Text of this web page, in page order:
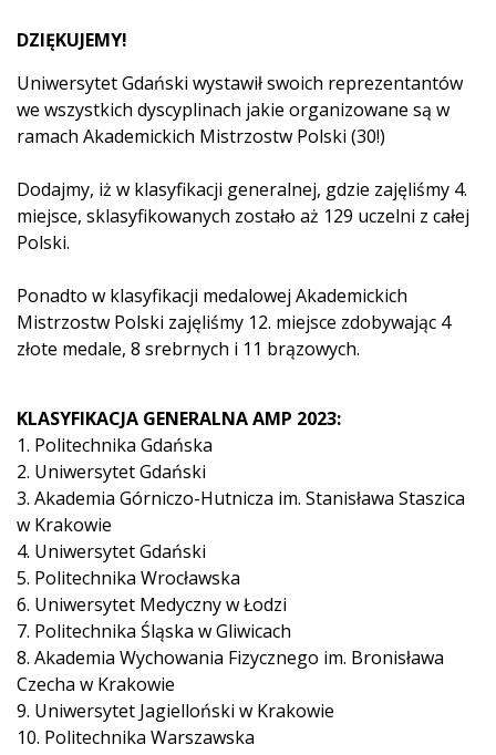
DZIĘKUJEMY!
Uniwersytet Gdański wystawił swoich reprezentantów
we wszystkich dyscyplinach jakie organizowane są w
ramach Akademickich Mistrzostw Polski (30!)
Dodajmy, iż w klasyfikacji generalnej, gdzie zajęliśmy 4.
miejsce, sklasyfikowanych zostało aż 129 uczelni z całej
Polski.
Ponadto w klasyfikacji medalowej Akademickich
Mistrzostw Polski zajęliśmy 12. miejsce zdobywając 4
złote medale, 8 srebrnych i 11 brązowych.
KLASYFIKACJA GENERALNA AMP 2023:
1. Politechnika Gdańska
2. Uniwersytet Gdański
3. Akademia Górniczo-Hutnicza im. Stanisława Staszica
w Krakowie
4. Uniwersytet Gdański
5. Politechnika Wrocławska
6. Uniwersytet Medyczny w Łodzi
7. Politechnika Śląska w Gliwicach
8. Akademia Wychowania Fizycznego im. Bronisława
Czecha w Krakowie
9. Uniwersytet Jagielloński w Krakowie
10. Politechnika Warszawska